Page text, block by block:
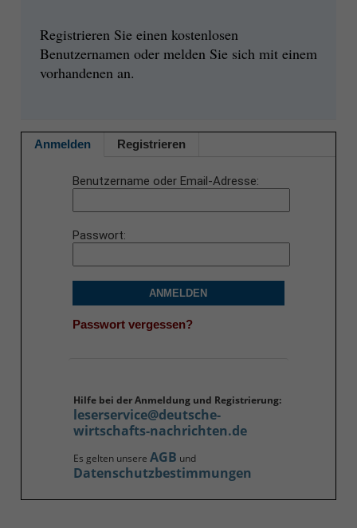
Registrieren Sie einen kostenlosen
Benutzernamen oder melden Sie sich mit einem
vorhandenen an.
Anmelden Registrieren
Benutzername oder Email-Adresse
Passwort
ANMELDEN
Passwort vergessen?
Hilfe bei der Anmeldung und Registrierung:
leserservice@deutsche-
wirtschafts-nachrichten.de
Es gelten unsere AGB und
Datenschutzbestimmungen